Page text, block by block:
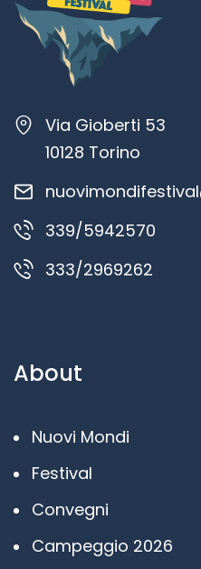
Via Gioberti 53
10128 Torino
339/5942570
333/2969262
About
Nuovi Mondi
Festival
Convegni
Campeggio 2026